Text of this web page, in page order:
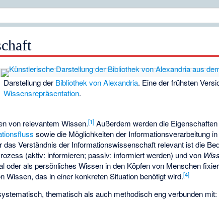
Darstellung der Bibliothek von Alexandria. Eine der frühsten
Wissensrepräsentation.
von relevantem Wissen.[1] Außerdem werden die
sowie die Möglichkeiten der Informationsverarbeitung
das Verständnis der Informationswissenschaft relevant ist die
(aktiv: informieren; passiv: informiert werden) und von
oder als persönliches Wissen in den Köpfen von Menschen
Wissen, das in einer konkreten Situation benötigt wird.[4]
thematisch als auch methodisch eng verbunden mit: